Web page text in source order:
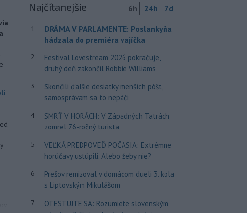
Najčítanejšie 6h 24h 7d
1
DRÁMA V PARLAMENTE: Poslankyňa
hádzala do premiéra vajíčka
2
Festival Lovestream 2026 pokračuje,
druhý deň zakončil Robbie Williams
3
Skončili ďalšie desiatky menších pôšt,
samosprávam sa to nepáči
4
SMRŤ V HORÁCH: V Západných Tatrách
zomrel 76-ročný turista
5
VEĽKÁ PREDPOVEĎ POČASIA: Extrémne
horúčavy ustúpili. Alebo žeby nie?
6
Prešov remizoval v domácom dueli 3. kola
s Liptovským Mikulášom
7
OTESTUJTE SA: Rozumiete slovenským